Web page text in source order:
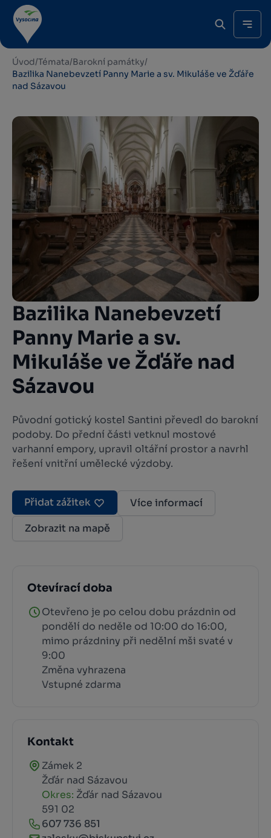
Úvod/Témata/Barokní památky/
Bazilika Nanebevzetí Panny Marie a sv. Mikuláše ve Žďáře
nad Sázavou
Bazilika Nanebevzetí
Panny Marie a sv.
Mikuláše ve Žďáře nad
Sázavou
Původní gotický kostel Santini převedl do barokní
podoby. Do přední části vetknul mostové
varhanní empory, upravil oltářní prostor a navrhl
řešení vnitřní umělecké výzdoby.
Přidat zážitek
Více informací
Zobrazit na mapě
Otevírací doba
Otevřeno je po celou dobu prázdnin od
pondělí do neděle od 10:00 do 16:00,
mimo prázdniny při nedělní mši svaté v
9:00
Změna vyhrazena
Vstupné zdarma
Kontakt
Zámek 2
Žďár nad Sázavou
Okres: Žďár nad Sázavou
591 02
607 736 851